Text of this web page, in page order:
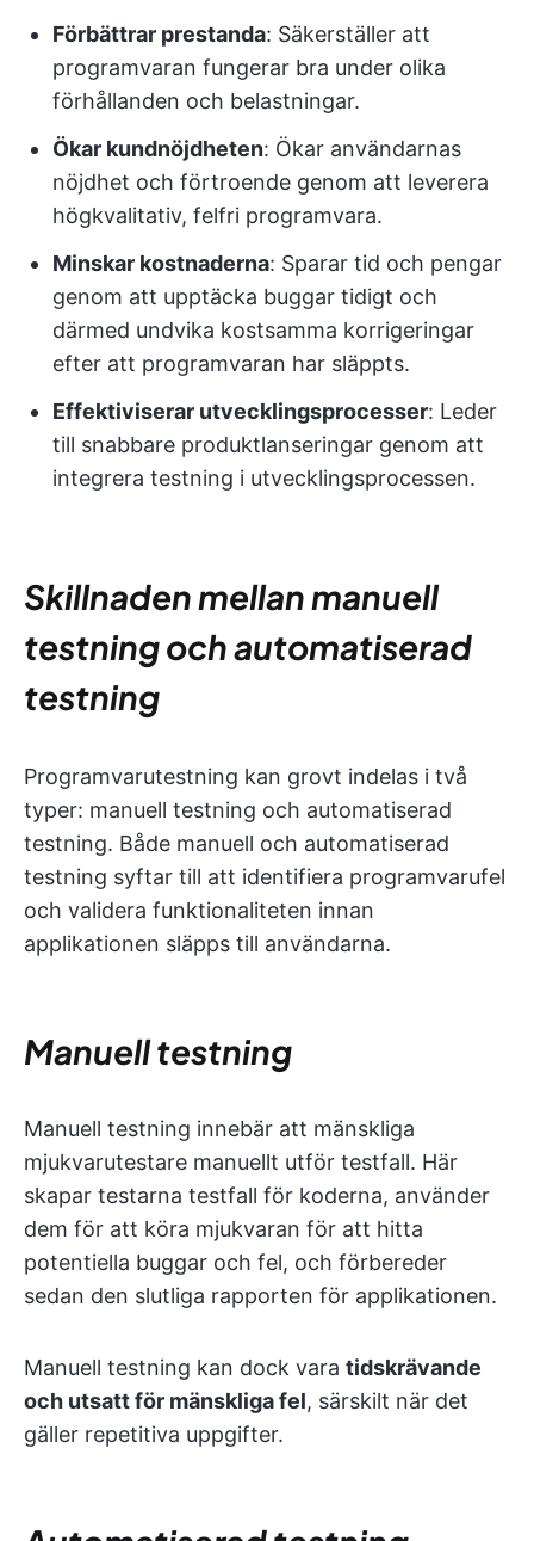
Förbättrar prestanda: Säkerställer att
programvaran fungerar bra under olika
förhållanden och belastningar.
Ökar kundnöjdheten: Ökar användarnas
nöjdhet och förtroende genom att leverera
högkvalitativ, felfri programvara.
Minskar kostnaderna: Sparar tid och pengar
genom att upptäcka buggar tidigt och
därmed undvika kostsamma korrigeringar
efter att programvaran har släppts.
Effektiviserar utvecklingsprocesser: Leder
till snabbare produktlanseringar genom att
integrera testning i utvecklingsprocessen.
Skillnaden mellan manuell
testning och automatiserad
testning
Programvarutestning kan grovt indelas i två
typer: manuell testning och automatiserad
testning. Både manuell och automatiserad
testning syftar till att identifiera programvarufel
och validera funktionaliteten innan
applikationen släpps till användarna.
Manuell testning
Manuell testning innebär att mänskliga
mjukvarutestare manuellt utför testfall. Här
skapar testarna testfall för koderna, använder
dem för att köra mjukvaran för att hitta
potentiella buggar och fel, och förbereder
sedan den slutliga rapporten för applikationen.
Manuell testning kan dock vara tidskrävande
och utsatt för mänskliga fel, särskilt när det
gäller repetitiva uppgifter.